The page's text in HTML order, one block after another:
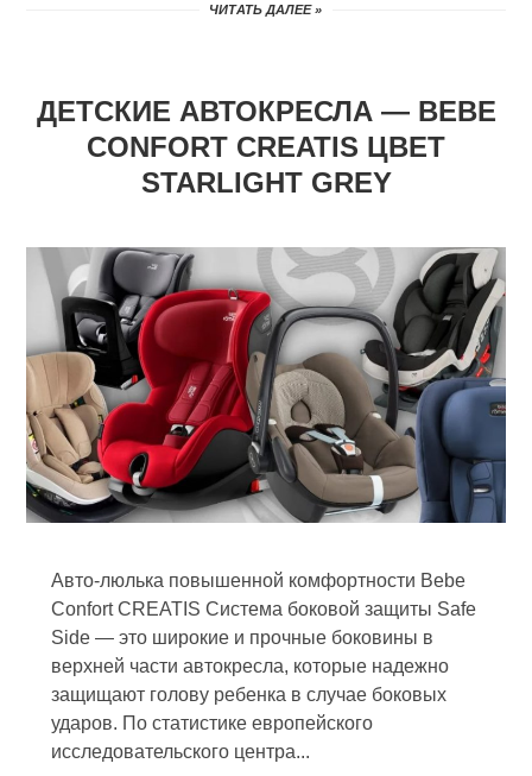
ЧИТАТЬ ДАЛЕЕ »
ДЕТСКИЕ АВТОКРЕСЛА — BEBE
CONFORT CREATIS ЦВЕТ
STARLIGHT GREY
Авто-люлька повышенной комфортности Bebe
Confort CREATIS Система боковой защиты Safe
Side — это широкие и прочные боковины в
верхней части автокресла, которые надежно
защищают голову ребенка в случае боковых
ударов. По статистике европейского
исследовательского центра...